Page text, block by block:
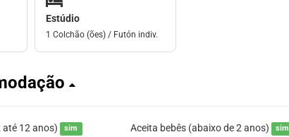
Estúdio
1 Colchão (ões) / Futón indiv.
até 12 anos) sim Aceita bebês (abaixo de 2 anos) sim